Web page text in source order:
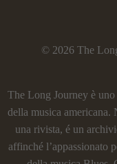
© 2026 The
The Long Journey è
della musica
una rivista, é un
affinché l’appassionato